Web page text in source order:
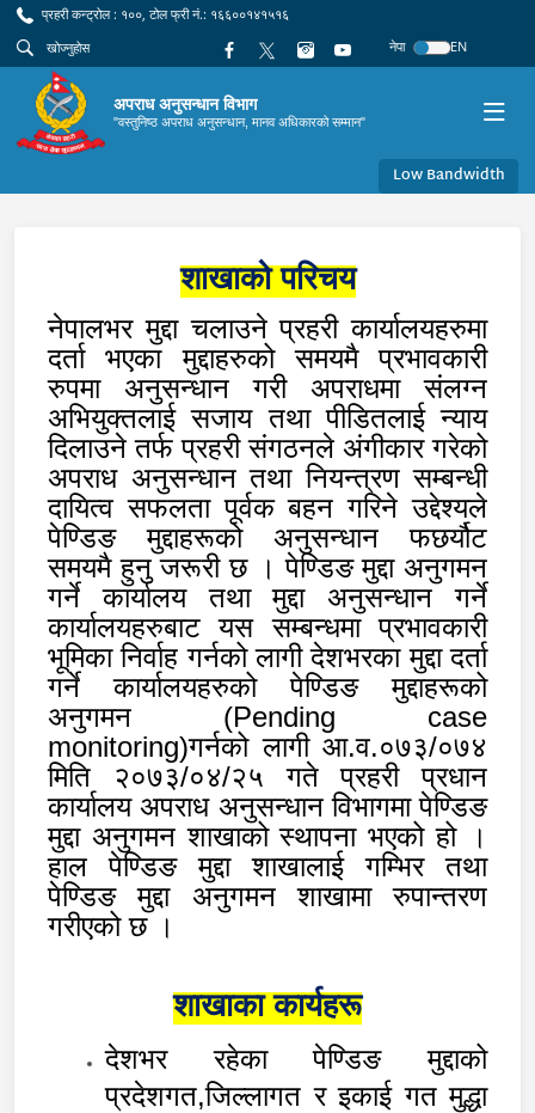
प्रहरी कन्ट्रोल : १००, टोल फ्री नं.: १६६००१४१५१६
नेपा
EN
अपराध अनुसन्धान विभाग
"वस्तुनिष्ठ अपराध अनुसन्धान, मानव अधिकारको सम्मान"
Low Bandwidth
शाखाको परिचय
नेपालभर मुद्दा चलाउने प्रहरी कार्यालयहरुमा
दर्ता भएका मुद्दाहरुको समयमै प्रभावकारी
रुपमा अनुसन्धान गरी अपराधमा संलग्न
अभियुक्तलाई सजाय तथा पीडितलाई न्याय
दिलाउने तर्फ प्रहरी संगठनले अंगीकार गरेको
अपराध अनुसन्धान तथा नियन्त्रण सम्बन्धी
दायित्व सफलता पूर्वक बहन गरिने उद्देश्यले
पेण्डिङ मुद्दाहरूको अनुसन्धान फछर्यौट
समयमै हुनु जरूरी छ । पेण्डिङ मुद्दा अनुगमन
गर्ने कार्यालय तथा मुद्दा अनुसन्धान गर्ने
कार्यालयहरुबाट यस सम्बन्धमा प्रभावकारी
भूमिका निर्वाह गर्नको लागी देशभरका मुद्दा दर्ता
गर्ने कार्यालयहरुको पेण्डिङ मुद्दाहरूको
अनुगमन (Pending case
monitoring)गर्नको लागी आ.व.०७३/०७४
मिति २०७३/०४/२५ गते प्रहरी प्रधान
कार्यालय अपराध अनुसन्धान विभागमा पेण्डिङ
मुद्दा अनुगमन शाखाको स्थापना भएको हो ।
हाल पेण्डिङ मुद्दा शाखालाई गम्भिर तथा
पेण्डिङ मुद्दा अनुगमन शाखामा रुपान्तरण
गरीएको छ ।
शाखाका कार्यहरू
देशभर रहेका पेण्डिङ मुद्दाको
प्रदेशगत,जिल्लागत र इकाई गत मुद्धा